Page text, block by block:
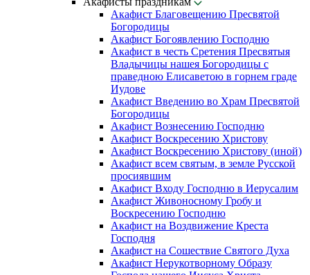
Акафист Благовещению Пресвятой
Богородицы
Акафист Богоявлению Господню
Акафист в честь Сретения Пресвятыя
Владычицы нашея Богородицы с
праведною Елисаветою в горнем граде
Иудове
Акафист Введению во Храм Пресвятой
Богородицы
Акафист Вознесению Господню
Акафист Воскресению Христову
Акафист Воскресению Христову (иной)
Акафист всем святым, в земле Русской
просиявшим
Акафист Входу Господню в Иерусалим
Акафист Живоносному Гробу и
Воскресению Господню
Акафист на Воздвижение Креста
Господня
Акафист на Сошествие Святого Духа
Акафист Нерукотворному Образу